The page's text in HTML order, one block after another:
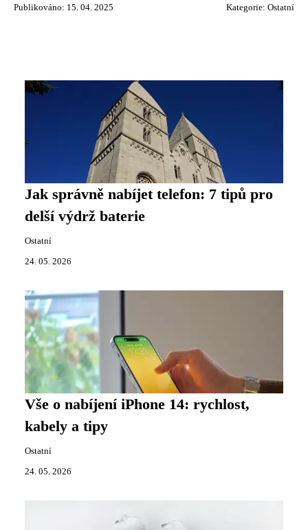
Publikováno: 15. 04. 2025 Kategorie: Ostatní
Jak správně nabíjet telefon: 7 tipů pro
delší výdrž baterie
Ostatní
24. 05. 2026
Vše o nabíjení iPhone 14: rychlost,
kabely a tipy
Ostatní
24. 05. 2026